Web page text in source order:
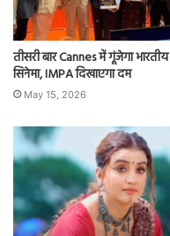
तीसरी बार Cannes में गूंजेगा भारतीय
सिनेमा, IMPA दिखाएगा दम
May 15, 2026